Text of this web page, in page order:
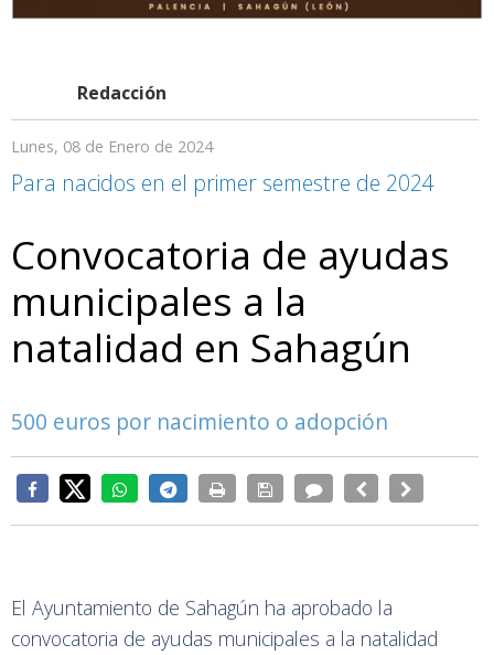
Redacción
Lunes, 08 de Enero de 2024
Para nacidos en el primer semestre de 2024
Convocatoria de ayudas
municipales a la
natalidad en Sahagún
500 euros por nacimiento o adopción
El Ayuntamiento de Sahagún ha aprobado la
convocatoria de ayudas municipales a la natalidad